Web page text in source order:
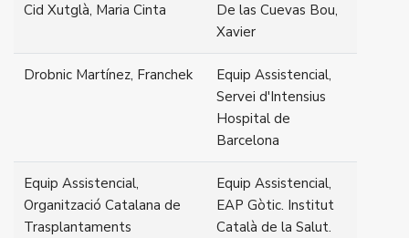
Cid Xutglà, Maria Cinta
De las Cuevas Bou,
Xavier
Drobnic Martínez, Franchek
Equip Assistencial,
Servei d'Intensius
Hospital de
Barcelona
Equip Assistencial,
Organització Catalana de
Trasplantaments
Equip Assistencial,
EAP Gòtic. Institut
Català de la Salut.